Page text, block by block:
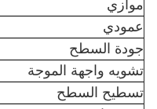
موازي
عمودي
جودة السطح
تشويه واجهة الموجة
تسطيح السطح